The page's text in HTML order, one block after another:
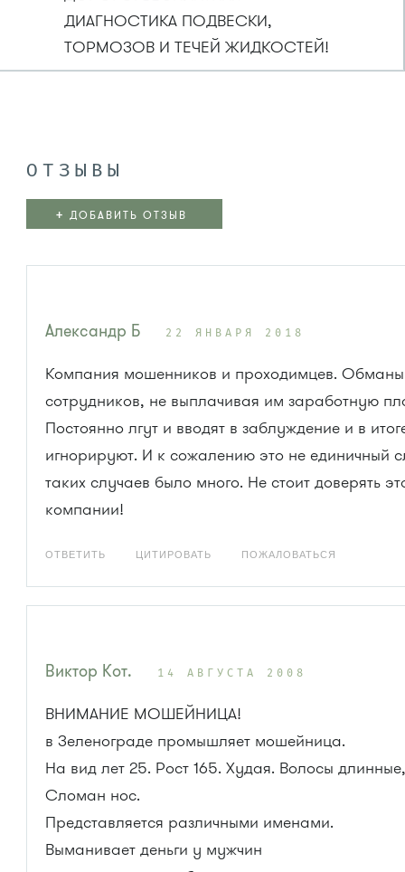
ДИАГНОСТИКА ПОДВЕСКИ,
ТОРМОЗОВ И ТЕЧЕЙ ЖИДКОСТЕЙ!
ОТЗЫВЫ
+ ДОБАВИТЬ ОТЗЫВ
Александр Б 22 ЯНВАРЯ 2018
Компания мошенников и проходимцев.
сотрудников, не выплачивая им заработную
Постоянно лгут и вводят в заблуждение и в
игнорируют. И к сожалению это не единичный
таких случаев было много. Не стоит доверять
компании!
ОТВЕТИТЬ ЦИТИРОВАТЬ ПОЖАЛОВАТЬСЯ
Виктор Кот. 14 АВГУСТА 2008
ВНИМАНИЕ МОШЕЙНИЦА!
в Зеленограде промышляет мошейница.
На вид лет 25. Рост 165. Худая. Волосы
Сломан нос.
Представляется различными именами.
Выманивает деньги у мужчин